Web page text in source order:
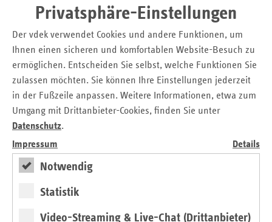
Privatsphäre-Einstellungen
Der vdek verwendet Cookies und andere Funktionen, um
Ihnen einen sicheren und komfortablen Website-Besuch zu
ermöglichen. Entscheiden Sie selbst, welche Funktionen Sie
zulassen möchten. Sie können Ihre Einstellungen jederzeit
in der Fußzeile anpassen. Weitere Informationen, etwa zum
Umgang mit Drittanbieter-Cookies, finden Sie unter
Datenschutz.
Impressum
Details
Notwendig
Statistik
Video-Streaming & Live-Chat (Drittanbieter)
Wir brauchen eine umfassende Arzneimittelstrategie, die
langfristig in der Lage ist, die Versorgungssicherheit zu
gewährleisten. Dafür brauchen wir einen runden Tisch
unter Beteiligung aller Akteure – Pharmaindustrie,
Großhandel, Krankenkassen und Apotheken.“
» Aktuelle Fotos der vdek-Vorsitzenden für die
Berichterstattung finden Sie in unserem Bildarchiv.
Eckpunkte des BMG zur Vermeidung von
Lieferengpässen: Lieferproblem muss angegangen
Arzneimittelstrategie aller Akteure nötig